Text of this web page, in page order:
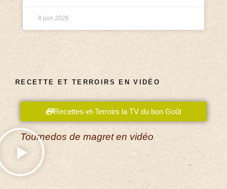
8 juin 2026
RECETTE ET TERROIRS EN VIDÉO
Recettes-et-Terroirs la TV du bon Goût
Tournedos de magret en vidéo